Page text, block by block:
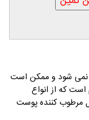
شود و ممکن است
که از انواع
بدن استفاده کنید. 4 محصول مرطوب کننده پوست